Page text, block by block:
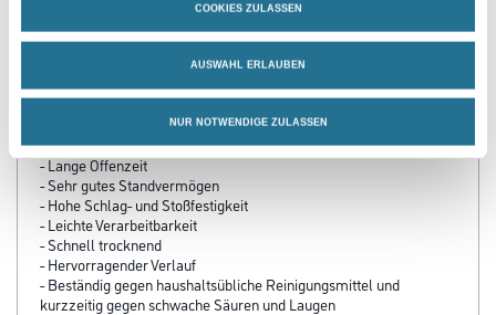
COOKIES ZULASSEN
AUSWAHL ERLAUBEN
NUR NOTWENDIGE ZULASSEN
- Hohe Kantenabdeckung
- Sehr gute Farbstabilität
- Hervorragendes Deckvermögen
- Lange Offenzeit
- Sehr gutes Standvermögen
- Hohe Schlag- und Stoßfestigkeit
- Leichte Verarbeitbarkeit
- Schnell trocknend
- Hervorragender Verlauf
- Beständig gegen haushaltsübliche Reinigungsmittel und
kurzzeitig gegen schwache Säuren und Laugen